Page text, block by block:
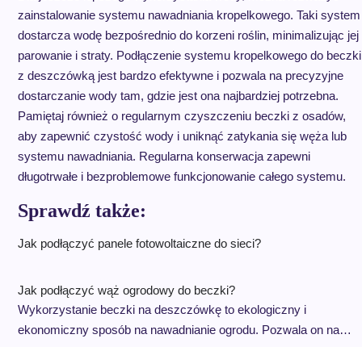
zainstalowanie systemu nawadniania kropelkowego. Taki system
dostarcza wodę bezpośrednio do korzeni roślin, minimalizując jej
parowanie i straty. Podłączenie systemu kropelkowego do beczki
z deszczówką jest bardzo efektywne i pozwala na precyzyjne
dostarczanie wody tam, gdzie jest ona najbardziej potrzebna.
Pamiętaj również o regularnym czyszczeniu beczki z osadów,
aby zapewnić czystość wody i uniknąć zatykania się węża lub
systemu nawadniania. Regularna konserwacja zapewni
długotrwałe i bezproblemowe funkcjonowanie całego systemu.
Sprawdź także:
Jak podłączyć panele fotowoltaiczne do sieci?
Jak podłączyć wąż ogrodowy do beczki?
Wykorzystanie beczki na deszczówkę to ekologiczny i
ekonomiczny sposób na nawadnianie ogrodu. Pozwala on na…